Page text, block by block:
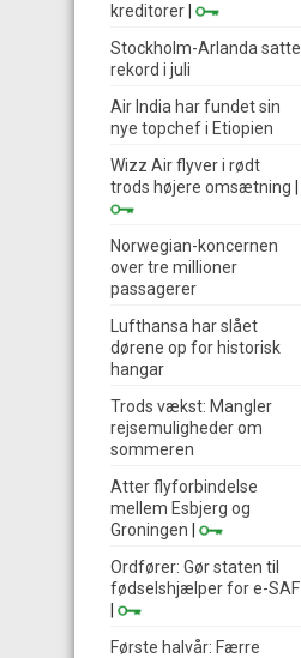
kreditorer
Stockholm-Arlanda satte
rekord i juli
Air India har fundet sin
nye topchef i Etiopien
Wizz Air flyver i rødt
trods højere omsætning
Norwegian-koncernen
over tre millioner
passagerer
Lufthansa har slået
dørene op for historisk
hangar
Trods vækst: Mangler
rejsemuligheder om
sommeren
Atter flyforbindelse
mellem Esbjerg og
Groningen
Ordfører: Gør staten til
fødselshjælper for e-SAF
Første halvår: Færre